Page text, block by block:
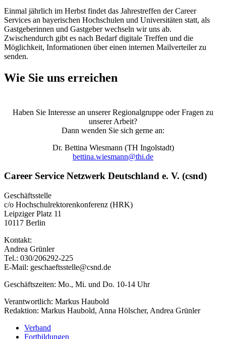
Einmal jährlich im Herbst findet das Jahrestreffen der Career
Services an bayerischen Hochschulen und Universitäten statt, als
Gastgeberinnen und Gastgeber wechseln wir uns ab.
Zwischendurch gibt es nach Bedarf digitale Treffen und die
Möglichkeit, Informationen über einen internen Mailverteiler zu
senden.
Wie Sie uns erreichen
Haben Sie Interesse an unserer Regionalgruppe oder Fragen zu
unserer Arbeit?
Dann wenden Sie sich gerne an:
Dr. Bettina Wiesmann (TH Ingolstadt)
bettina.wiesmann@thi.de
Career Service Netzwerk Deutschland e. V. (csnd)
Geschäftsstelle
c/o Hochschulrektorenkonferenz (HRK)
Leipziger Platz 11
10117 Berlin
Kontakt:
Andrea Grünler
Tel.: 030/206292-225
E-Mail: geschaeftsstelle@csnd.de
Geschäftszeiten: Mo., Mi. und Do. 10-14 Uhr
Verantwortlich: Markus Haubold
Redaktion: Markus Haubold, Anna Hölscher, Andrea Grünler
Verband
Fortbildungen